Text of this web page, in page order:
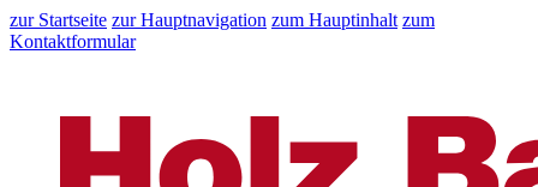
zur Startseite zur Hauptnavigation zum Hauptinhalt zum
Kontaktformular